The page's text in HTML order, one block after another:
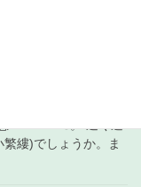
8.8/13.5℃。 近く道
縷)でしょうか。ま